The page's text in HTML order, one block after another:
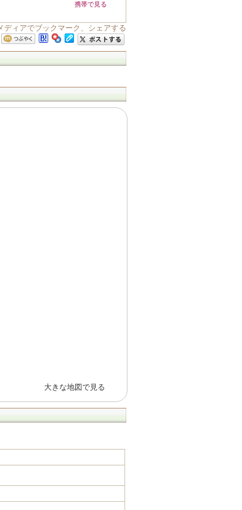
携帯で見る
ディアでブックマーク、シェアする
大きな地図で見る